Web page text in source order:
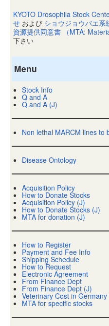
KYOTO Drosophila Stock
せ および ショウジョウバエ系
資源提供同意書 （MTA:
下さい
Menu
Stock Info
Q and A
Q and A (J)
Non lethal MARCM lines to
Disease Ontology
Acquisition Policy
How to Donate Stocks
Acquisition Policy (J)
How to Donate Stocks (J)
MTA for donation (J)
How to Register
Payment and Fee Info
Shipping Schedule
How to Request
Electronic Agreement
From Finance Dept
From Finance Dept (J)
Veterinary Cost in Germany
MTA for specific stocks